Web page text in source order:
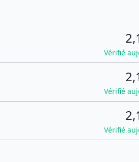
Vérifié
Vérifié
Vérifié